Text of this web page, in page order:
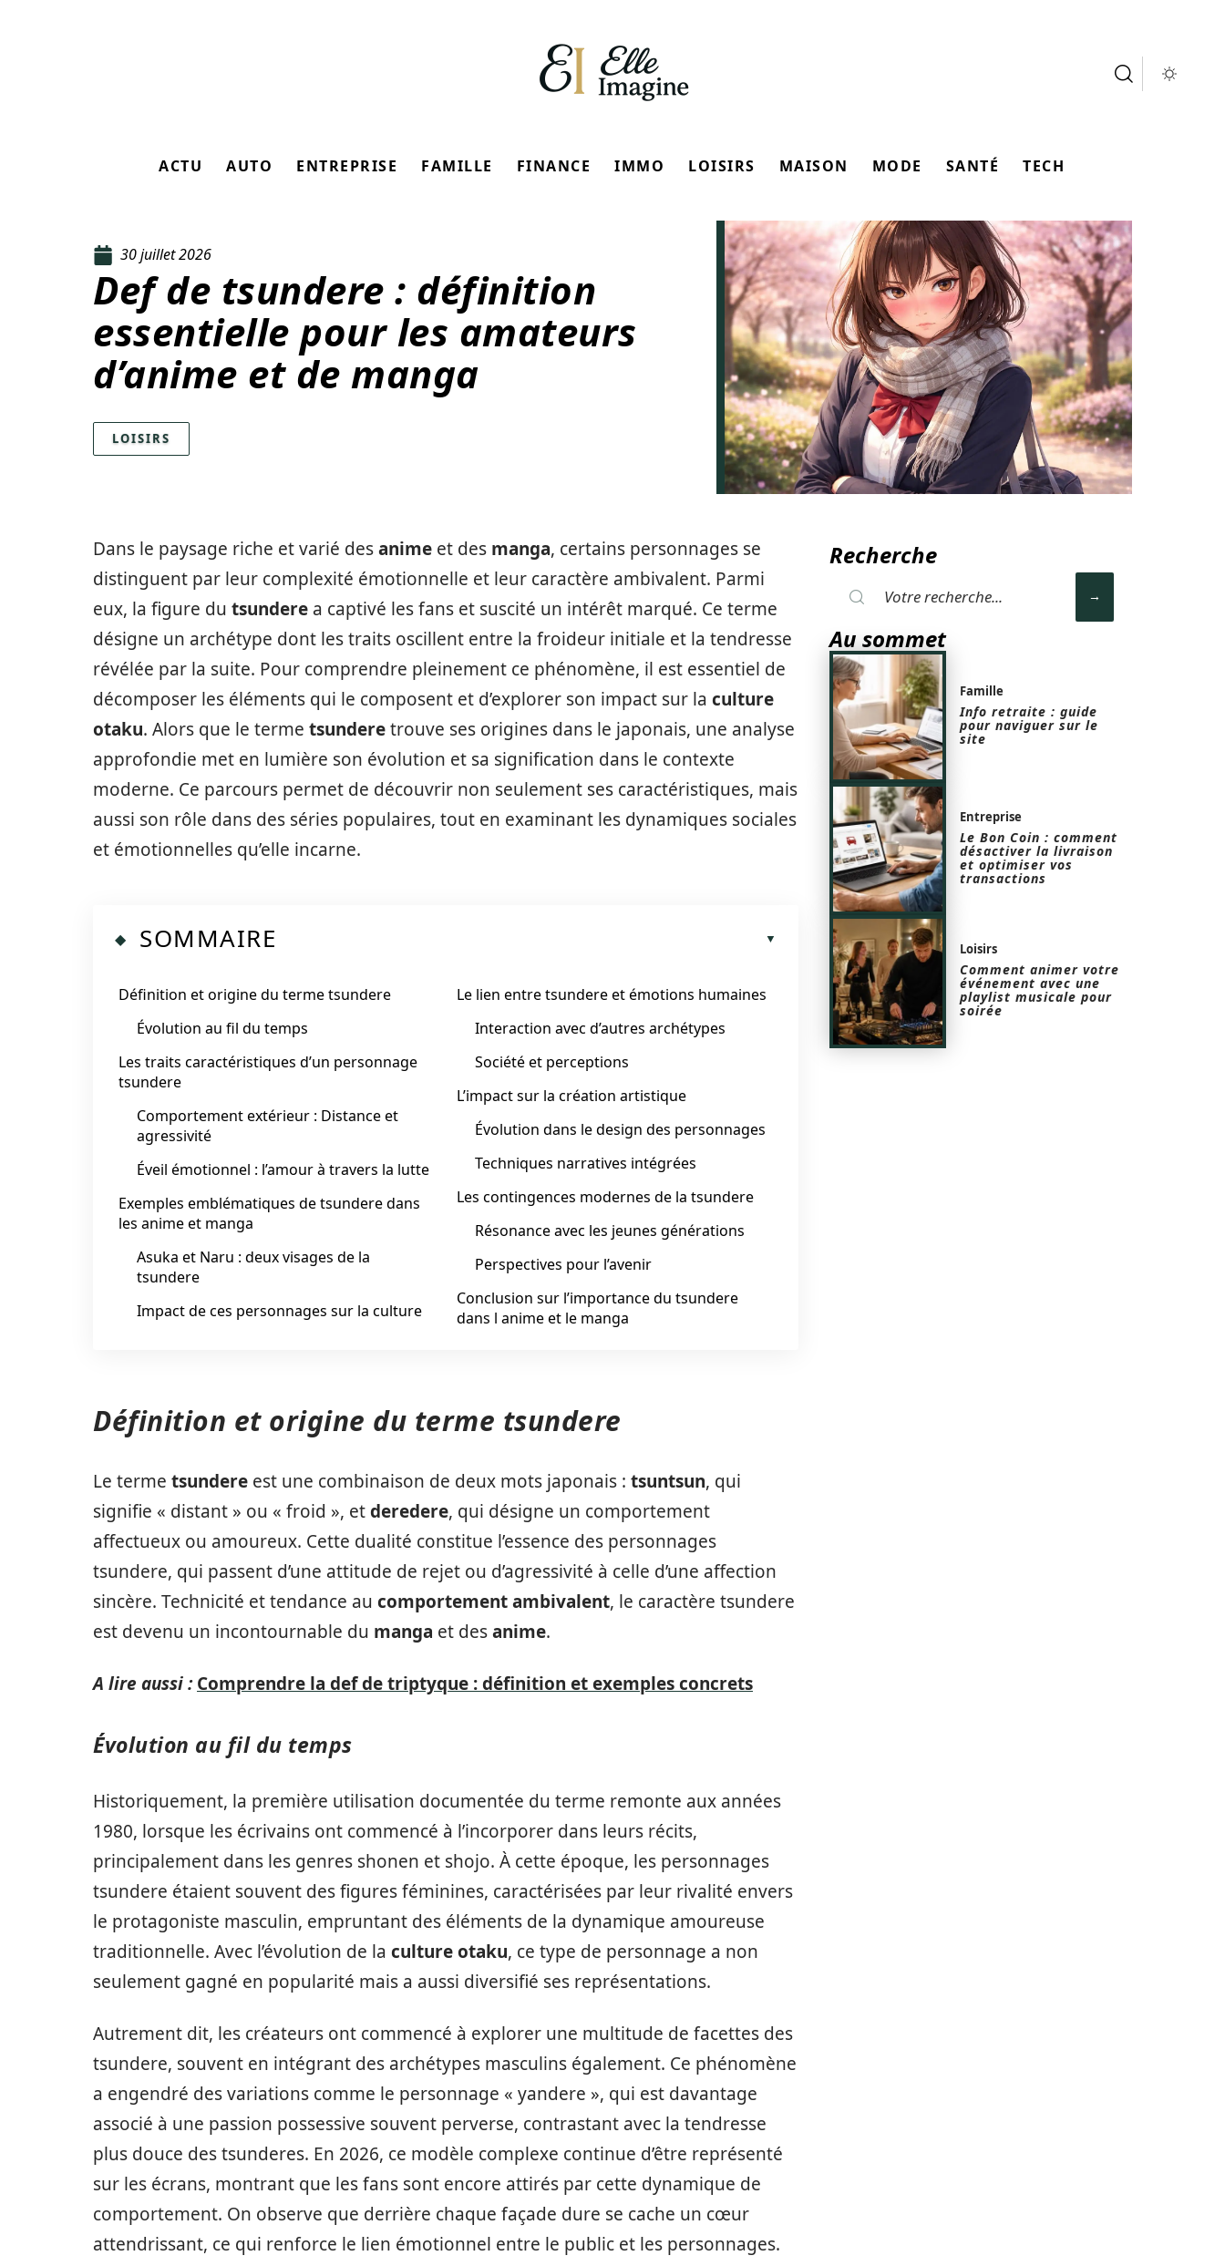
ACTU AUTO ENTREPRISE FAMILLE FINANCE IMMO LOISIRS MAISON MODE SANTÉ TECH
30 juillet 2026
Def de tsundere : définition
essentielle pour les amateurs
d’anime et de manga
LOISIRS
Dans le paysage riche et varié desanime et des manga, certains personnages se
distinguent par leur complexité émotionnelle et leur caractère ambivalent. Parmi
eux, la figure du tsundere a captivé les fans et suscité un intérêt marqué. Ce terme
désigne un archétype dont les traits oscillent entre la froideur initiale et la tendresse
révélée par la suite. Pour comprendre pleinement ce phénomène, il est essentiel de
décomposer les éléments qui le composent et d’explorer son impact sur la culture
otaku. Alors que le terme tsunderetrouve ses origines dans le japonais, une analyse
approfondie met en lumière son évolution et sa signification dans le contexte
moderne. Ce parcours permet de découvrir non seulement ses caractéristiques, mais
aussi son rôle dans des séries populaires, tout en examinant les dynamiques sociales
et émotionnelles qu’elle incarne.
SOMMAIRE
Définition et origine du terme tsundere
Évolution au fil du temps
Les traits caractéristiques d’un personnage
tsundere
Comportement extérieur : Distance et
agressivité
Éveil émotionnel : l’amour à travers la lutte
Exemples emblématiques de tsundere dans
les anime et manga
Asuka et Naru : deux visages de la
tsundere
Impact de ces personnages sur la culture
Le lien entre tsundere et émotions humaines
Interaction avec d’autres archétypes
Société et perceptions
L’impact sur la création artistique
Évolution dans le design des personnages
Techniques narratives intégrées
Les contingences modernes de la tsundere
Résonance avec les jeunes générations
Perspectives pour l’avenir
Conclusion sur l’importance du tsundere
dans l anime et le manga
Définition et origine du terme tsundere
Le terme tsundere est une combinaison de deux mots japonais : tsuntsun, qui
signifie « distant » ou « froid », etderedere, qui désigne un comportement
affectueux ou amoureux. Cette dualité constitue l’essence des personnages
tsundere, qui passent d’une attitude de rejet ou d’agressivité à celle d’une affection
sincère. Technicité et tendance au comportement ambivalent, le caractère tsundere
est devenu un incontournable du manga et desanime.
A lire aussi : Comprendre la def de triptyque : définition et exemples concrets
Évolution au fil du temps
Historiquement, la première utilisation documentée du terme remonte aux années
1980, lorsque les écrivains ont commencé à l’incorporer dans leurs récits,
principalement dans les genres shonen et shojo. À cette époque, les personnages
tsundere étaient souvent des figures féminines, caractérisées par leur rivalité envers
le protagoniste masculin, empruntant des éléments de la dynamique amoureuse
traditionnelle. Avec l’évolution de la culture otaku, ce type de personnage a non
seulement gagné en popularité mais a aussi diversifié ses représentations.
Autrement dit, les créateurs ont commencé à explorer une multitude de facettes des
tsundere, souvent en intégrant des archétypes masculins également. Ce phénomène
a engendré des variations comme le personnage « yandere », qui est davantage
associé à une passion possessive souvent perverse, contrastant avec la tendresse
plus douce des tsunderes. En 2026, ce modèle complexe continue d’être représenté
sur les écrans, montrant que les fans sont encore attirés par cette dynamique de
comportement. On observe que derrière chaque façade dure se cache un cœur
attendrissant, ce qui renforce le lien émotionnel entre le public et les personnages.
Recherche
Au sommet
Famille
Info retraite : guide
pour naviguer sur le
site
Entreprise
Le Bon Coin : comment
désactiver la livraison
et optimiser vos
transactions
Loisirs
Comment animer votre
événement avec une
playlist musicale pour
soirée